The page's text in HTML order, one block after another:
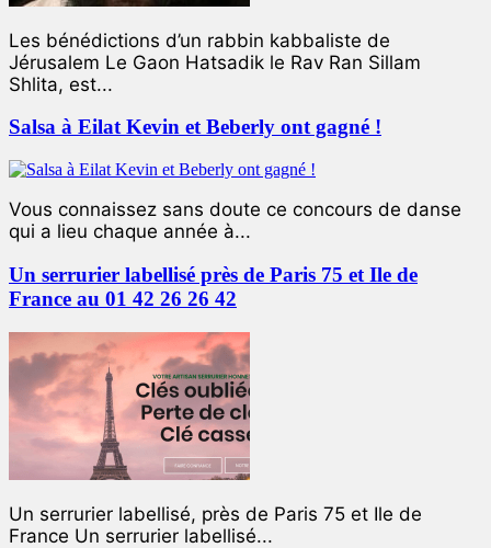
Les bénédictions d’un rabbin kabbaliste de
Jérusalem Le Gaon Hatsadik le Rav Ran Sillam
Shlita, est...
Salsa à Eilat Kevin et Beberly ont gagné !
Vous connaissez sans doute ce concours de danse
qui a lieu chaque année à...
Un serrurier labellisé près de Paris 75 et Ile de
France au 01 42 26 26 42
Un serrurier labellisé, près de Paris 75 et Ile de
France Un serrurier labellisé...